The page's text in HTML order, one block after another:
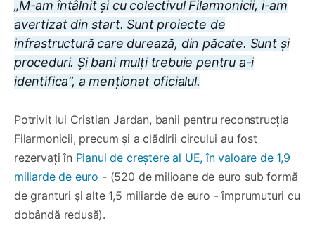
„M-am întâlnit și cu colectivul Filarmonicii, i-am
avertizat din start. Sunt proiecte de
infrastructură care durează, din păcate. Sunt și
proceduri. Și bani mulți trebuie pentru a-i
identifica”, a menționat oficialul.
Potrivit lui Cristian Jardan, banii pentru reconstrucția
Filarmonicii, precum și a clădirii circului au fost
rezervați în Planul de creștere al UE, în valoare de 1,9
miliarde de euro - (520 de milioane de euro sub formă
de granturi și alte 1,5 miliarde de euro - împrumuturi cu
dobândă redusă).